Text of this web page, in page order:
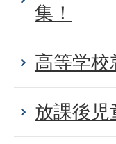
集！
高等学
放課後